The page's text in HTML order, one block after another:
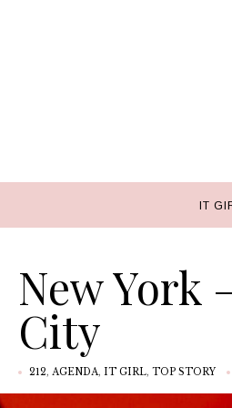
IT
IT
New York
City
212, AGENDA, IT GIRL, TOP STORY